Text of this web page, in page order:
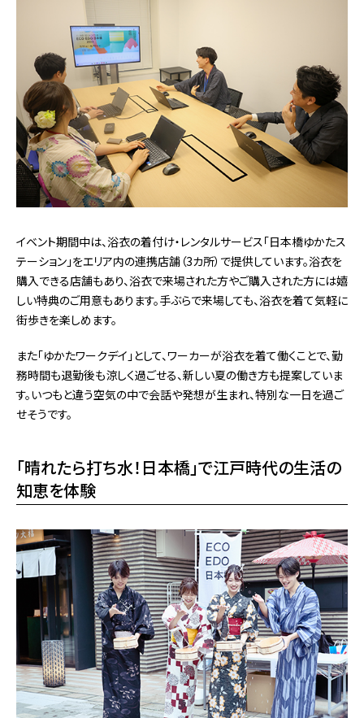
イベント期間中は、浴衣の着付け・レンタルサービス「日本橋ゆかたス
テーション」をエリア内の連携店舗（3カ所）で提供しています。浴衣を
購入できる店舗もあり、浴衣で来場された方やご購入された方には嬉
しい特典のご用意もあります。手ぶらで来場しても、浴衣を着て気軽に
街歩きを楽しめます。
また「ゆかたワークデイ」として、ワーカーが浴衣を着て働くことで、勤
務時間も退勤後も涼しく過ごせる、新しい夏の働き方も提案していま
す。いつもと違う空気の中で会話や発想が生まれ、特別な一日を過ご
せそうです。
「晴れたら打ち水！日本橋」で江戸時代の生活の
知恵を体験